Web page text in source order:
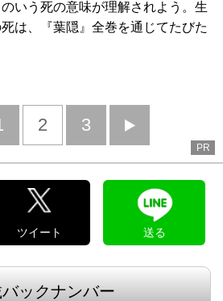
いう死の意味が理解されよう。生
は、『葉隠』全巻を通じてたびた
2 3
へ
PR
ツイート 送る
ックナンバー